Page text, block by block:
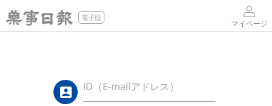
電子版
マイページ
ID（E-mailアドレス）